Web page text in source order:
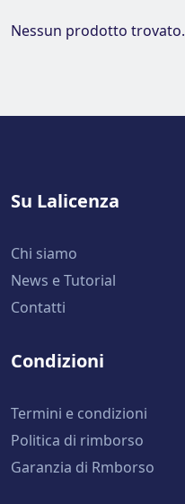
Nessun prodotto trovato.
Su Lalicenza
Chi siamo
News e Tutorial
Contatti
Condizioni
Termini e condizioni
Politica di rimborso
Garanzia di Rmborso